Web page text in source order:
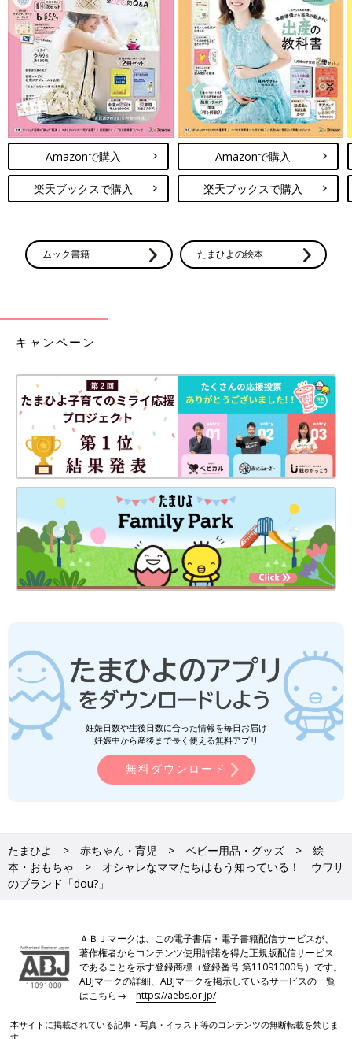
Amazonで購入
楽天ブックスで購入
Amazonで購入
楽天ブックスで購入
ムック書籍 たまひよの絵本
キャンペーン
妊娠日数や生後日数に合った情報を毎日お届け
妊娠中から産後まで長く使える無料アプリ
無料ダウンロード
たまひよ 赤ちゃん・育児 ベビー用品・グッズ
絵
本・おもちゃ
オシャレなママたちはもう知っている！ ウワサ
のブランド「dou?」
ＡＢＪマークは、この電子書店・電子書籍配信サービスが、
著作権者からコンテンツ使用許諾を得た正規版配信サービス
であることを示す登録商標（登録番号 第11091000号）です。
ABJマークの詳細、ABJマークを掲示しているサービスの一覧
はこちら→https://aebs.or.jp/
本サイトに掲載されている記事・写真・イラスト等のコンテンツの無断転載を禁じま